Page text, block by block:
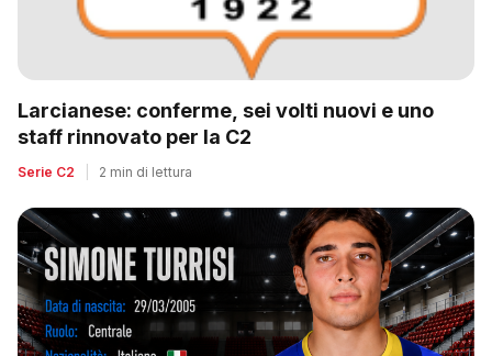
Larcianese: conferme, sei volti nuovi e uno
staff rinnovato per la C2
Serie C2 2 min di lettura